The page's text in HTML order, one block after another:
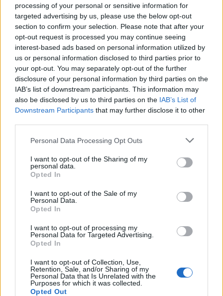
processing of your personal or sensitive information for
targeted advertising by us, please use the below opt-out
section to confirm your selection. Please note that after your
opt-out request is processed you may continue seeing
interest-based ads based on personal information utilized by
us or personal information disclosed to third parties prior to
your opt-out. You may separately opt-out of the further
disclosure of your personal information by third parties on the
IAB’s list of downstream participants. This information may
also be disclosed by us to third parties on the IAB’s List of
Downstream Participants that may further disclose it to other
Personal Data Processing Opt Outs
I want to opt-out of the Sharing of my
personal data.
Opted In
I want to opt-out of the Sale of my
Personal Data.
Opted In
I want to opt-out of processing my
Personal Data for Targeted Advertising.
Opted In
I want to opt-out of Collection, Use,
Retention, Sale, and/or Sharing of my
Personal Data that Is Unrelated with the
Purposes for which it was collected.
Opted Out
Pracuje se ještě na lesní cestě na severní straně kopce,
která vede od zahrádkářské kolonie směrem k letišti.
Součástí prací je budování propustků, příkopů a vsaků,
které pomohou zlepšit hospodaření s dešťovou vodou.
Na tuto akci chtějí městské lesy získat podporu z
Lesnického fondu Libereckého kraje. Práce dělají postupně
s ohledem na počasí, hotovo by mělo být do konce června.
"Opravená cesta bude v budoucnu sloužit také jako trasa
pro přepravu vytěženého dřeva. Díky tomu by se mělo
omezit využívání cyklostezky ve směru od Písečné k České
Lípě a dál k teplárně, čímž se předejde jejímu
reklama